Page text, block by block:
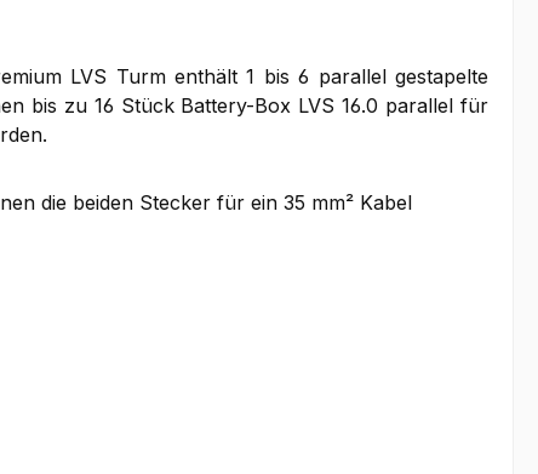
LVS Turm enthält 1 bis 6 parallel gestapelte
bis zu 16 Stück Battery-Box LVS 16.0 parallel für
die beiden Stecker für ein 35 mm² Kabel